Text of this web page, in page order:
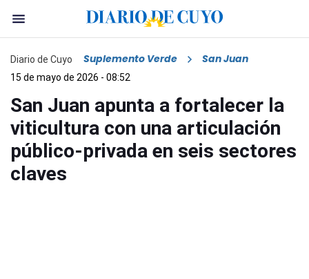
Diario de Cuyo Suplemento Verde San Juan
15 de mayo de 2026 - 08:52
San Juan apunta a fortalecer la
viticultura con una articulación
público-privada en seis sectores
claves